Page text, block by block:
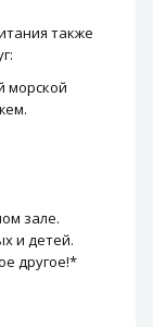
также
морской
зале.
и детей.
другое!*